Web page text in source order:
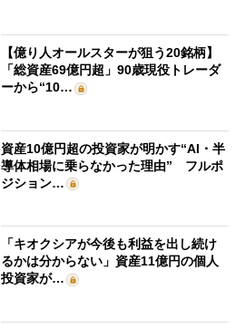
【億り人オールスターが狙う20銘柄】
「総資産69億円超」90歳現役トレーダ
ーから“10…
資産10億円超の投資家が明かす“AI・半
導体相場に乗らなかった理由” フルポ
ジション…
「キオクシアが今後も利益を出し続け
るかは分からない」資産11億円の個人
投資家が…